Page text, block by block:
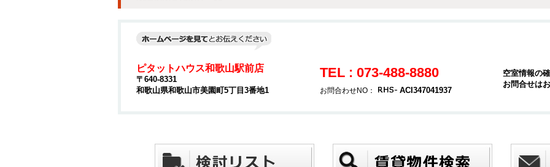
ピタットハウス和歌山駅前店
〒640-8331
和歌山県和歌山市美園町5丁目3番地1
TEL : 073-488-8880
お問合わせNO： ACI347041937
空室情報の
お問合せは